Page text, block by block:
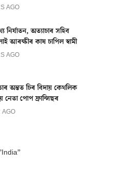
AGO
নিৰ্যাতন, অত্যাচাৰ সহিব
আৰক্ষীৰ কাষ চাপিল স্বামী
AGO
অন্তত চিৰ বিদায় কেথলিক
নেতা পোপ ফ্ৰান্সিছৰ